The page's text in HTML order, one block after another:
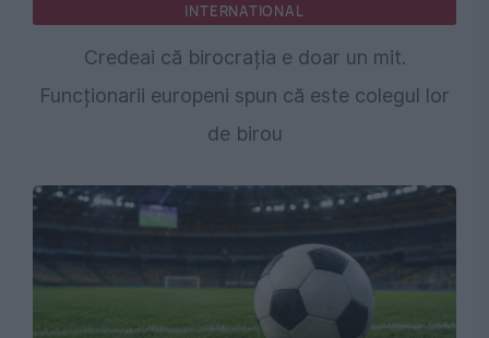
INTERNATIONAL
Credeai că birocrația e doar un mit.
Funcționarii europeni spun că este colegul lor
de birou